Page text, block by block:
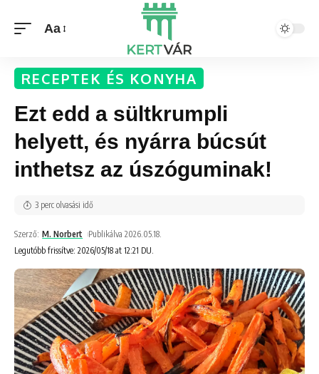
Aa
RECEPTEK ÉS KONYHA
Ezt edd a sültkrumpli
helyett, és nyárra búcsút
inthetsz az úszóguminak!
Legutóbb frissítve: 2026/05/18 at 12:21 DU.
Szerző: M. Norbert Publikálva 2026.05.18.
3 perc olvasási idő